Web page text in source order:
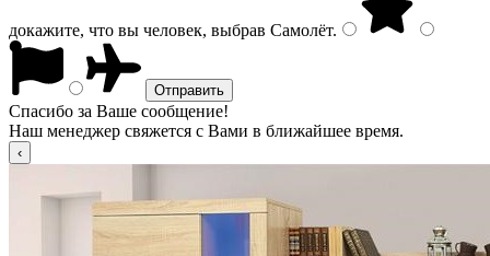
докажите, что вы человек, выбрав Самолёт.
Спасибо за Ваше сообщение!
Наш менеджер свяжется с Вами в ближайшее время.